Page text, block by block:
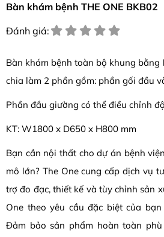
Bàn khám bệnh THE ONE BKB02
Đánh giá:
Bàn khám bệnh toàn bộ khung bằng
chia làm 2 phần gồm: phần gối đầu
Phần đầu giường có thể điều chỉnh
KT: W1800 x D650 x H800 mm
Bạn cần nội thất cho dự án bệnh
mô lớn? The One cung cấp dịch vụ
trợ đo đạc, thiết kế và tùy chỉnh sản
One theo yêu cầu đặc biệt của
Đảm bảo sản phẩm hoàn toàn